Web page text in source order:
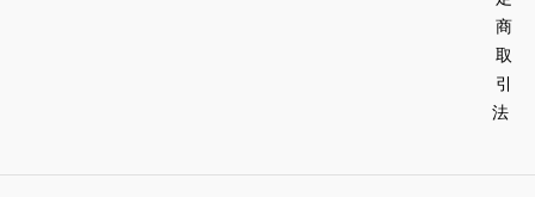
商
取
引
法